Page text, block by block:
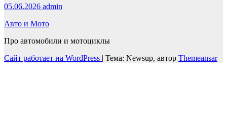
05.06.2026 admin
Авто и Мото
Про автомобили и мотоциклы
Сайт работает на WordPress | Тема: Newsup, автор Themeansar